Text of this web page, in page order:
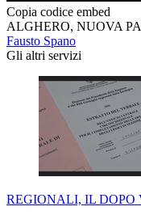
Copia codice embed
ALGHERO, NUOVA
Fausto Spano
Gli altri servizi
REGIONALI, IL DOPO